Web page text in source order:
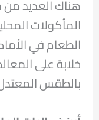
هناك العديد من
المأكولات
الطعام في
خلابة على
بالطقس